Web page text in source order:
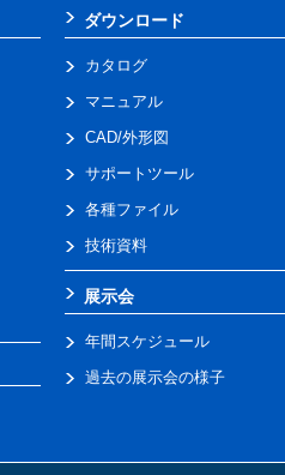
ダウンロード
カタログ
マニュアル
CAD/外形図
サポートツール
各種ファイル
技術資料
展示会
年間スケジュール
過去の展示会の様子